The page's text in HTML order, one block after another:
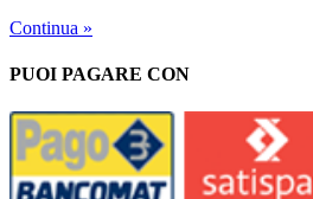
Continua »
PUOI PAGARE CON